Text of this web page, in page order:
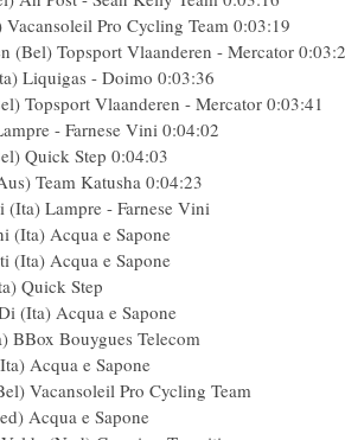
Pro Cycling Team 0:03:19
(Bel) Topsport Vlaanderen - Mercator
Liquigas - Doimo 0:03:36
Topsport Vlaanderen - Mercator 0:03:41
- Farnese Vini 0:04:02
Quick Step 0:04:03
Team Katusha 0:04:23
(Ita) Lampre - Farnese Vini
(Ita) Acqua e Sapone
(Ita) Acqua e Sapone
Quick Step
(Ita) Acqua e Sapone
BBox Bouygues Telecom
Acqua e Sapone
Vacansoleil Pro Cycling Team
Acqua e Sapone